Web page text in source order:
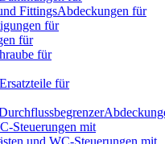
FittingsAbdeckungen für
für
für
für
Ersatzteile für
Steuerungen mit
und WC-Steuerungen mit